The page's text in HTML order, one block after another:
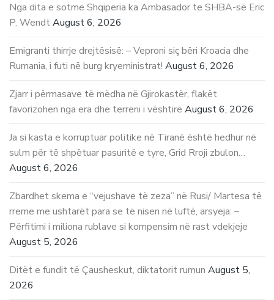
Nga dita e sotme Shqiperia ka Ambasador te SHBA-së Eric
P. WendtAugust 6, 2026
Emigranti thirrje drejtësisë: – Veproni siç bëri Kroacia dhe
Rumania, i futi në burg kryeministrat! August 6, 2026
Zjarr i përmasave të mëdha në Gjirokastër, flakët
favorizohen nga era dhe terreni i vështirë August 6, 2026
Ja si kasta e korruptuar politike në Tiranë është hedhur në
sulm për të shpëtuar pasuritë e tyre, Grid Rroji zbulon…
August 6, 2026
Zbardhet skema e “vejushave të zeza” në Rusi/ Martesa të
rreme me ushtarët para se të nisen në luftë, arsyeja: –
Përfitimi i miliona rublave si kompensim në rast vdekjeje
August 5, 2026
Ditët e fundit të Çausheskut, diktatorit rumun August 5,
2026